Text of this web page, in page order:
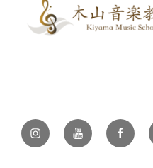
InstagramYouTube